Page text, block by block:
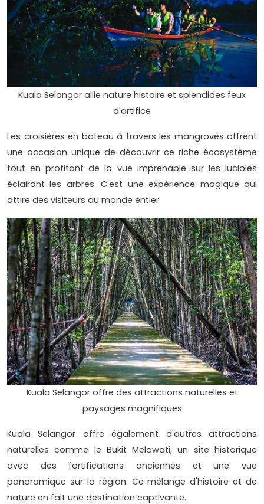
Kuala Selangor allie nature histoire et splendides feux
d'artifice
Les croisières en bateau à travers les mangroves offrent
une occasion unique de découvrir ce riche écosystème
tout en profitant de la vue imprenable sur les lucioles
éclairant les arbres. C'est une expérience magique qui
attire des visiteurs du monde entier.
Kuala Selangor offre des attractions naturelles et
paysages magnifiques
Kuala Selangor offre également d'autres attractions
naturelles comme le Bukit Melawati, un site historique
avec des fortifications anciennes et une vue
panoramique sur la région. Ce mélange d'histoire et de
nature en fait une destination captivante.